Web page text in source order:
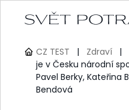
CZ TEST | Zdraví |
je v Česku národní
Pavel Berky, Kateřina
Bendová